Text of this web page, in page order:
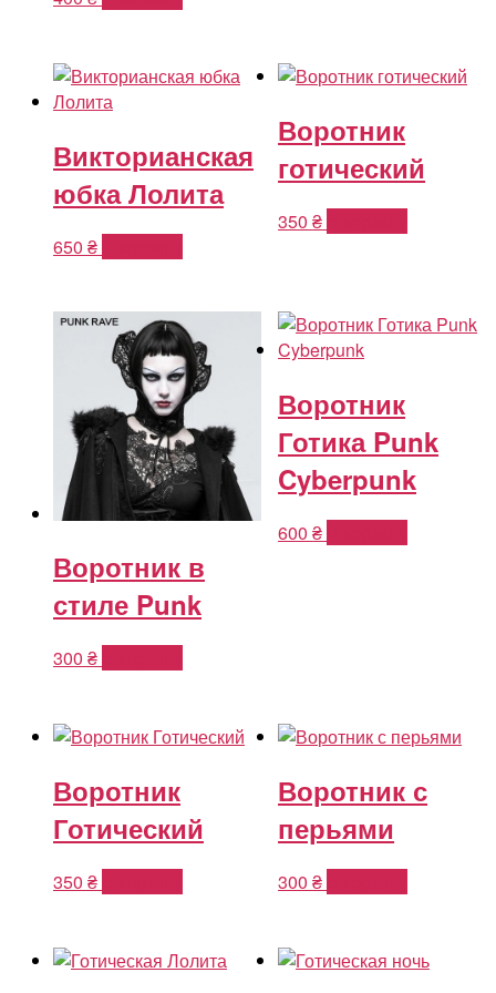
Викторианская
юбка Лолита
650 ₴
Воротник
готический
350₴
Воротник в
стиле Punk
300 ₴
Воротник
Готика Punk
Cyberpunk
600₴
Воротник
Готический
350 ₴
Воротник с
перьями
300₴